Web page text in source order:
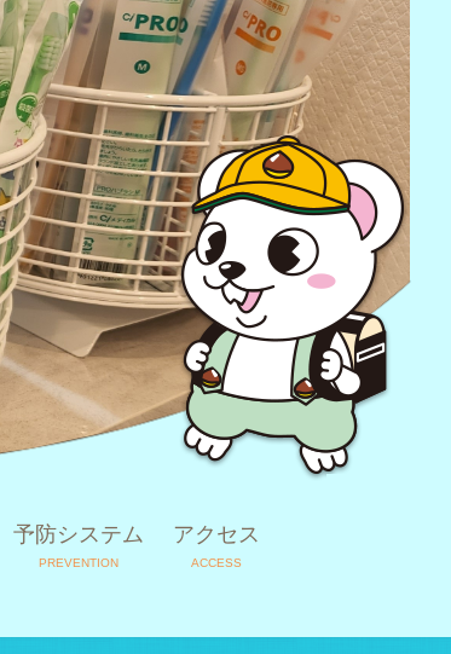
予防システム
PREVENTION
アクセス
ACCESS